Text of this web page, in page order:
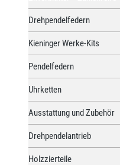
Drehpendelfedern
Kieninger Werke-Kits
Pendelfedern
Uhrketten
Ausstattung und Zubehör
Drehpendelantrieb
Holzzierteile